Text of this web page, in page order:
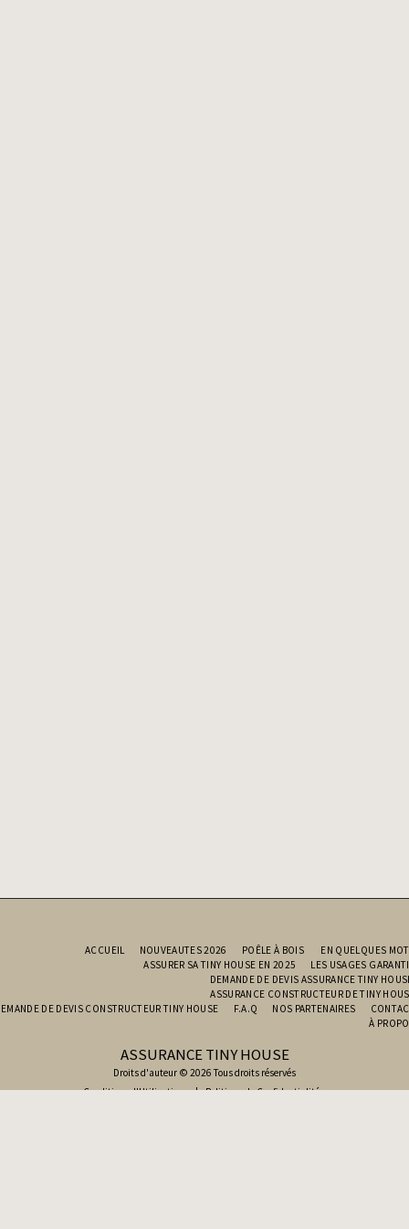
ASSURANCE TINY HOUSE
Droits d'auteur © 2026 Tous droits réservés
Conditions d'Utilisations|Politique de Confidentialité
ACCUEIL NOUVEAUTES 2026 POÊLE À BOIS
EN QUELQUES
ASSURER SA TINY HOUSE EN 2025
LES USAGES
DEMANDE DE DEVIS ASSURANCE TINY
ASSURANCE CONSTRUCTEUR DE TINY
DE DEVIS CONSTRUCTEUR TINY HOUSE
F.A.Q NOS PARTENAIRES
À